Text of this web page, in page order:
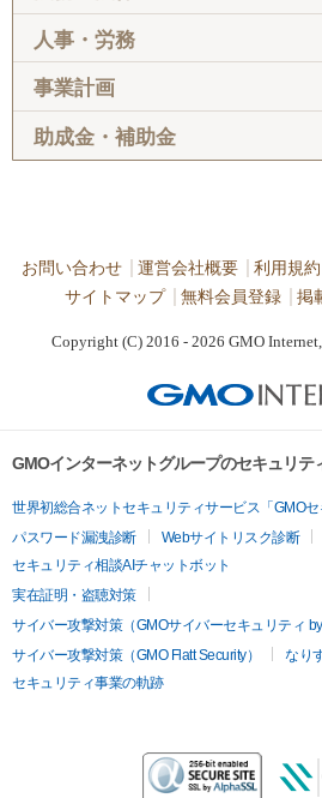
人事・労務
事業計画
助成金・補助金
お問い合わせ 運営会社概要 利用規約
サイトマップ
無料会員登録 掲
Copyright (C) 2016 - 2026 GMO
GMOインターネットグループのセキュリテ
世界初総合ネットセキュリティサービス「GMOセ
パスワード漏洩診断
Webサイトリスク診断
セキュリティ相談AIチャットボット
実在証明・盗聴対策
サイバー攻撃対策（GMOサイバーセキュリティ by
サイバー攻撃対策（GMO Flatt Security）
なり
セキュリティ事業の軌跡